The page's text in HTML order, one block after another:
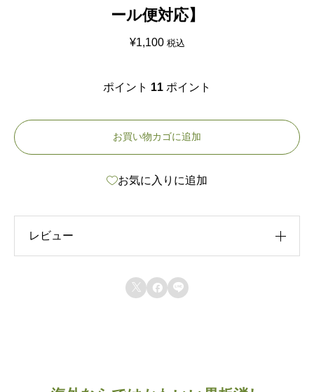
ール便対応】
¥1,100 税込
ポイント 11 ポイント
お買い物カゴに追加
お気に入りに追加
レビュー
レビュー投稿には、会員登録が必要です。
会員登録する
  